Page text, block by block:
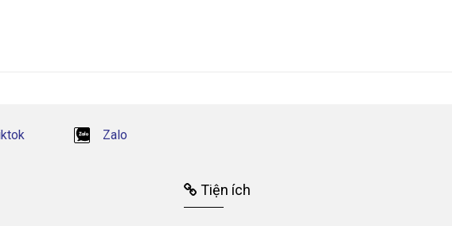
Zalo
Tiện ích